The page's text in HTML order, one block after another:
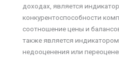
доходах, является
конкурентоспособности
соотношение цены и
также является
недооценения или